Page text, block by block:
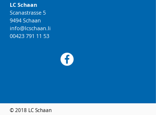
LC Schaan
Scanastrasse 5
9494 Schaan
info@lcschaan.li
00423 791 11 53
© 2018 LC Schaan